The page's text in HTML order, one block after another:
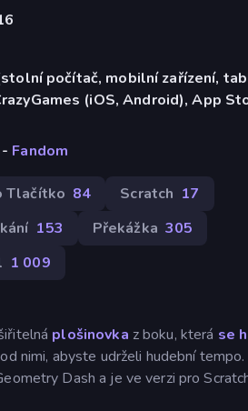
počítač, mobilní zařízení,
(iOS, Android), App
- Fandom
Tlačítko 84 Scratch 17
153 Překážka 305
1 009
plošinovka z boku, která se
nimi, abyste udrželi hudební
Dash a je ve verzi pro